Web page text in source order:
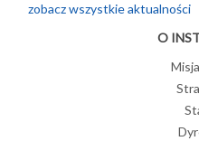
zobacz wszystkie aktualności
O